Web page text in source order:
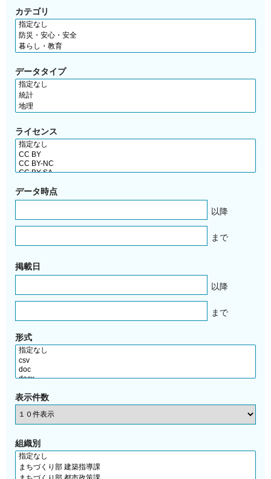
カテゴリ
データタイプ
ライセンス
データ時点
以降
まで
掲載日
以降
まで
形式
表示件数
組織別